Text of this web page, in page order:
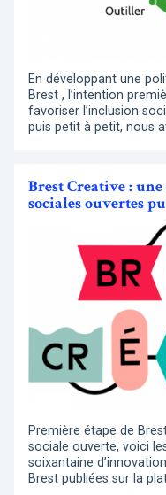
En développant une
Brest , l’intention
favoriser l’inclusion
puis petit à petit, nous
Brest Creative :
sociales ouvertes
Première étape de
sociale ouverte, voici
soixantaine
Brest publiées sur la